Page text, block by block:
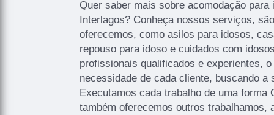
Quer saber mais sobre acomodação
Interlagos? Conheça nossos serviços,
oferecemos, como asilos para idosos,
repouso para idoso e cuidados com
profissionais qualificados e experientes,
necessidade de cada cliente, buscando
Executamos cada trabalho de uma forma
também oferecemos outros trabalhamos,